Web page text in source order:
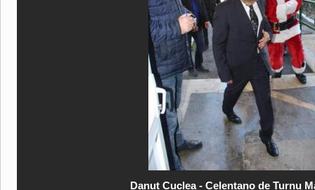
Danut Cuclea - Celentano de Turnu